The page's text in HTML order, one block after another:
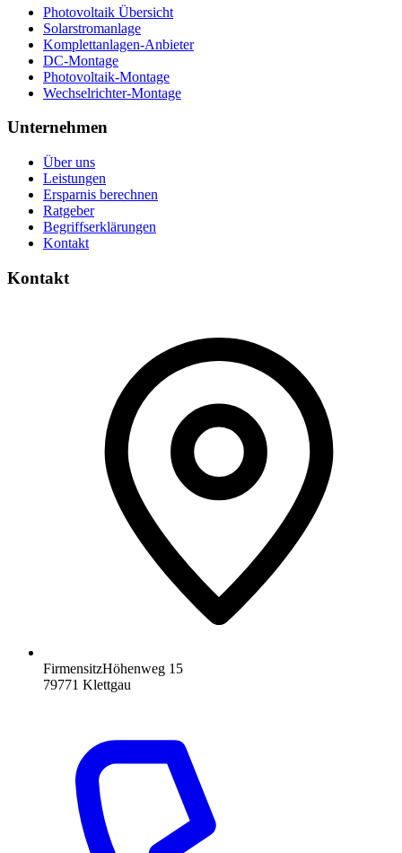
Photovoltaik Übersicht
Solarstromanlage
Komplettanlagen-Anbieter
DC-Montage
Photovoltaik-Montage
Wechselrichter-Montage
Unternehmen
Über uns
Leistungen
Ersparnis berechnen
Ratgeber
Begriffserklärungen
Kontakt
Kontakt
FirmensitzHöhenweg 15
79771 Klettgau